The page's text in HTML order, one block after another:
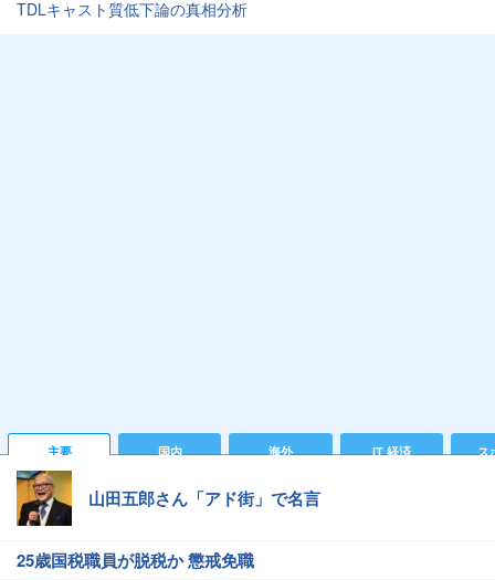
TDLキャスト質低下論の真相分析
主要 国内 海外 IT 経済 ス
山田五郎さん「アド街」で名言
25歳国税職員が脱税か 懲戒免職